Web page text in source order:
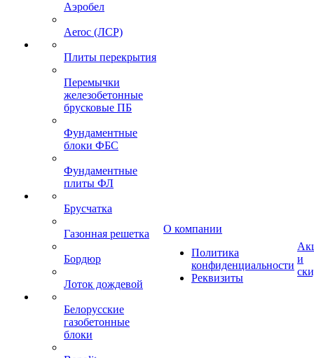
Аэробел
Aeroc (ЛСР)
Плиты перекрытия
Перемычки
железобетонные
брусковые ПБ
Фундаментные
блоки ФБС
Фундаментные
плиты ФЛ
Брусчатка
Газонная решетка
Бордюр
Лоток дождевой
Белорусские
газобетонные
блоки
О компании
Политика
конфиденциальности
Реквизиты
и